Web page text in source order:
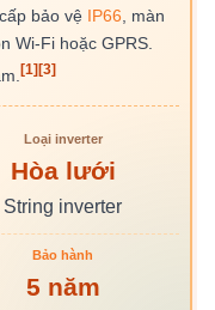
bảo vệ IP66 , màn
Wi-Fi hoặc GPRS.
[1] [3]
Loại inverter
Hòa lưới
String inverter
Bảo hành
5 năm